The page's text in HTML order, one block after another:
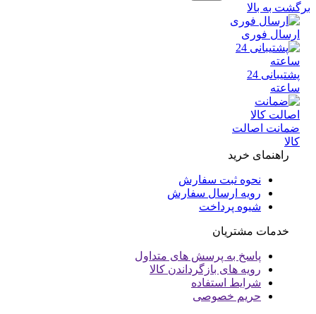
به بالا
فوری
پشتیبانی 24
اصالت
راهنمای خرید
نحوه ثبت سفارش
رویه ارسال سفارش
شیوه پرداخت
خدمات مشتریان
پاسخ به پرسش های متداول
رویه های بازگرداندن کالا
شرایط استفاده
حریم خصوصی